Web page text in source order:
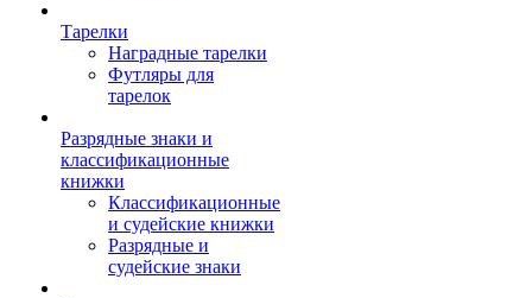
Тарелки
Наградные тарелки
Футляры для
тарелок
Разрядные знаки и
классификационные
книжки
Классификационные
и судейские книжки
Разрядные и
судейские знаки